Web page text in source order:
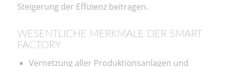
Steigerung der Effizienz beitragen.
WESENTLICHE MERKMALE DER SMART
FACTORY
Vernetzung aller Produktionsanlagen und